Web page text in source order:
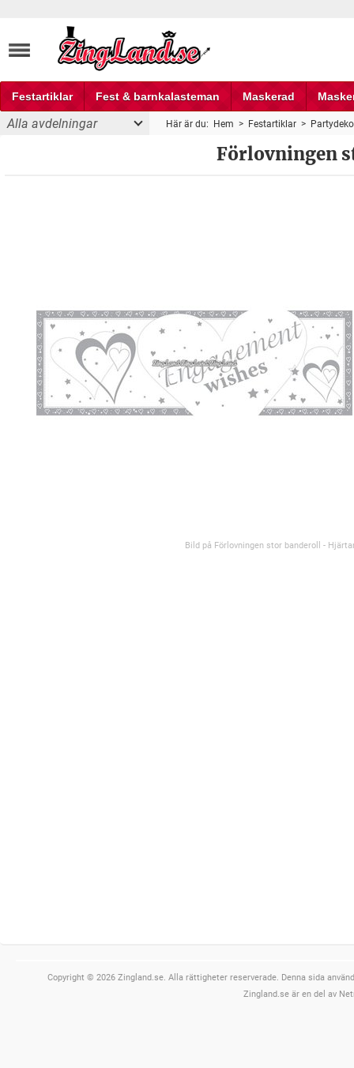
Festartiklar Fest & barnkalasteman Maskerad
Fest och partyprylar
Alla avdelningar Här är du: Hem > Festartiklar >
Förlovningen
Bild på Förlovningen stor banderoll -
Copyright © 2026 Zingland.se. Alla rättigheter reserverade. Denna sida
Zingland.se är en del av